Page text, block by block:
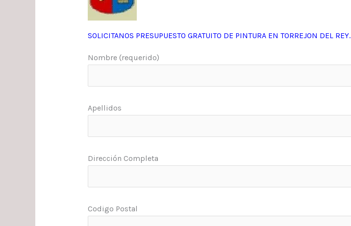
SOLICITANOS PRESUPUESTO GRATUITO DE PINTURA EN TORREJON DEL REY.
Nombre (requerido)
Apellidos
Dirección Completa
Codigo Postal